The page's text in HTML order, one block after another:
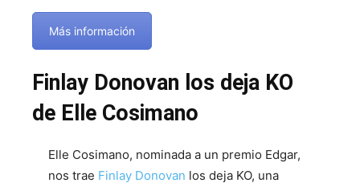
Más información
Finlay Donovan los deja KO
de Elle Cosimano
Elle Cosimano, nominada a un premio Edgar,
nos trae Finlay Donovan los deja KO, una